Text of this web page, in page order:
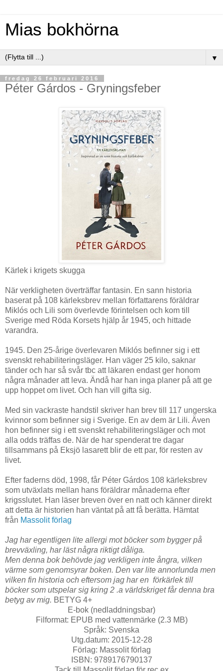
Mias bokhörna
▼
fredag 26 februari 2016
Péter Gárdos - Gryningsfeber
Kärlek i krigets skugga
När verkligheten överträffar fantasin. En sann historia
baserat på 108 kärleksbrev mellan författarens föräldrar
Miklós och Lili som överlevde förintelsen och kom till
Sverige med Röda Korsets hjälp år 1945, och hittade
varandra.
1945. Den 25-årige överlevaren Miklós befinner sig i ett
svenskt rehabiliteringsläger. Han väger 25 kilo, saknar
tänder och har så svår tbc att läkaren endast ger honom
några månader att leva. Ändå har han inga planer på att ge
upp hoppet om livet. Och han vill gifta sig.
Med sin vackraste handstil skriver han brev till 117 ungerska
kvinnor som befinner sig i Sverige. En av dem är Lili. Även
hon befinner sig i ett svenskt rehabiliteringsläger och mot
alla odds träffas de. När de har spenderat tre dagar
tillsammans på Eksjö lasarett blir de ett par, för resten av
livet.
Efter faderns död, 1998, får Péter Gárdos 108 kärleksbrev
som utväxlats mellan hans föräldrar månaderna efter
krigsslutet. Han läser breven över en natt och känner direkt
att detta är historien han väntat på att få berätta. Hämtat
från Massolit förlag
Jag har egentligen lite allergi mot böcker som bygger på
brevväxling, har läst några riktigt dåliga.
Men denna bok behövde jag verkligen inte ångra, vilken
värme som genomsyrar boken. Den var lite annorlunda men
vilken fin historia och eftersom jag har en förkärlek till
böcker som utspelar sig kring 2 .a världskriget får denna bra
betyg av mig. BETYG 4+
E-bok (nedladdningsbar)
Filformat: EPUB med vattenmärke (2.3 MB)
Språk: Svenska
Utg.datum: 2015-12-28
Förlag: Massolit förlag
ISBN: 9789176790137